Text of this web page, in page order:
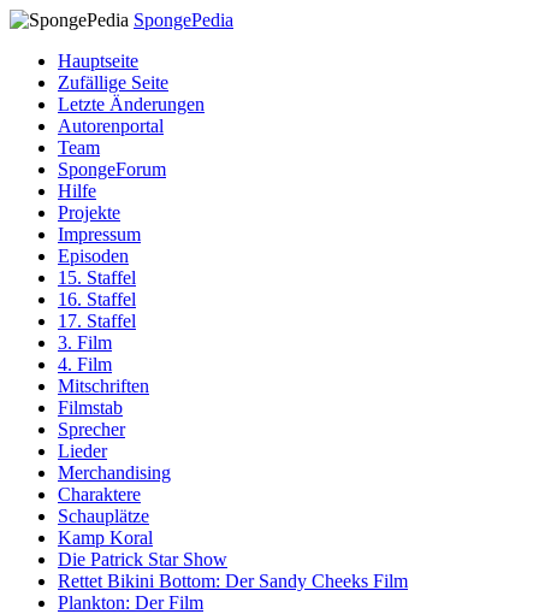
SpongePedia
Hauptseite
Zufällige Seite
Letzte Änderungen
Autorenportal
Team
SpongeForum
Hilfe
Projekte
Impressum
Episoden
15. Staffel
16. Staffel
17. Staffel
3. Film
4. Film
Mitschriften
Filmstab
Sprecher
Lieder
Merchandising
Charaktere
Schauplätze
Kamp Koral
Die Patrick Star Show
Rettet Bikini Bottom: Der Sandy Cheeks Film
Plankton: Der Film